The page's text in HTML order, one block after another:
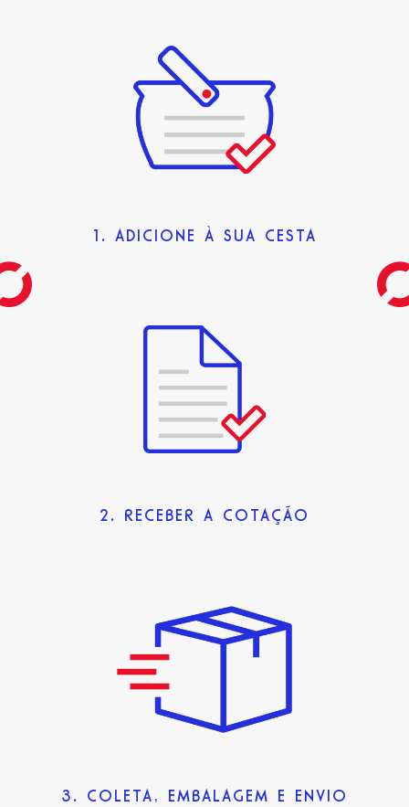
1. ADICIONE À SUA CESTA
2. RECEBER A COTAÇÃO
3. COLETA, EMBALAGEM E ENVIO